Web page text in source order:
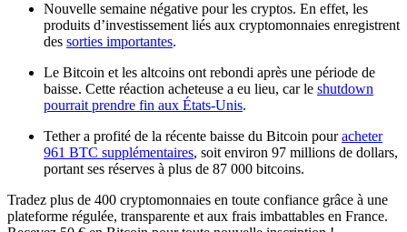
Nouvelle semaine négative pour les cryptos. En effet, les
produits d’investissement liés aux cryptomonnaies enregistrent
des sorties importantes.
Le Bitcoin et les altcoins ont rebondi après une période de
baisse. Cette réaction acheteuse a eu lieu, car le shutdown
pourrait prendre fin aux États-Unis.
Tether a profité de la récente baisse du Bitcoin pouracheter
961 BTC supplémentaires, soit environ 97 millions de dollars,
portant ses réserves à plus de 87 000 bitcoins.
Tradez plus de 400 cryptomonnaies en toute confiance grâce à une
plateforme régulée, transparente et aux frais imbattables en France.